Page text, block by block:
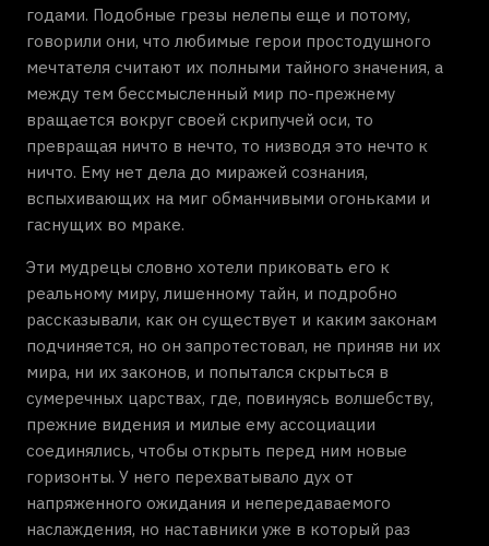
годами. Подобные грезы нелепы еще и потому,
говорили они, что любимые герои простодушного
мечтателя считают их полными тайного значения, а
между тем бессмысленный мир по-прежнему
вращается вокруг своей скрипучей оси, то
превращая ничто в нечто, то низводя это нечто к
ничто. Ему нет дела до миражей сознания,
вспыхивающих на миг обманчивыми огоньками и
гаснущих во мраке.
Эти мудрецы словно хотели приковать его к
реальному миру, лишенному тайн, и подробно
рассказывали, как он существует и каким законам
подчиняется, но он запротестовал, не приняв ни их
мира, ни их законов, и попытался скрыться в
сумеречных царствах, где, повинуясь волшебству,
прежние видения и милые ему ассоциации
соединялись, чтобы открыть перед ним новые
горизонты. У него перехватывало дух от
напряженного ожидания и непередаваемого
наслаждения, но наставники уже в который раз